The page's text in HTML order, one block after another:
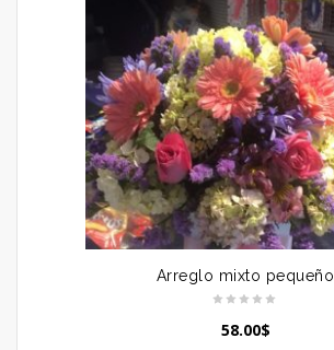
Arreglo mixto pequeño
58.00$